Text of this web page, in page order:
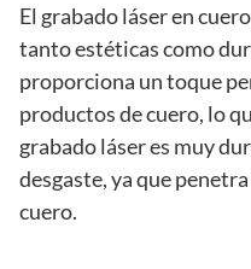
El grabado láser en
tanto estéticas como
proporciona un toque
productos de cuero, lo
grabado láser es muy
desgaste, ya que
cuero.